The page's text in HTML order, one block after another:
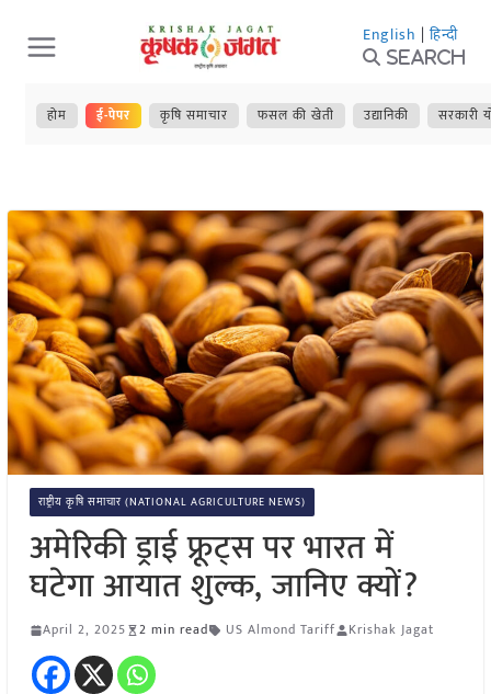
Skip
to
content
English | हिन्दी
Search
होम ई-पेपर कृषि समाचार फसल की खेती उद्यानिकी सरकारी
राष्ट्रीय कृषि समाचार (NATIONAL AGRICULTURE NEWS)
अमेरिकी ड्राई फ्रूट्स पर भारत में
घटेगा आयात शुल्क, जानिए क्यों?
April 2, 2025 2 min read US Almond Tariff Krishak Jagat